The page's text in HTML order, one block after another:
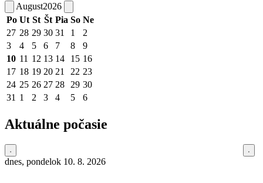
August2026
Po Ut St Št Pia So Ne
27 28 29 30 31 1
2
3
4 5 6 7 8
9
10 11 12 13 14 15 16
17 18 19 20 21 22 23
24 25 26 27 28 29 30
31 1 2 3 4 5 6
Aktuálne počasie
dnes, pondelok 10. 8. 2026